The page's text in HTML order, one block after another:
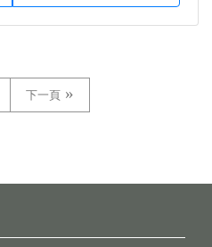
下一頁